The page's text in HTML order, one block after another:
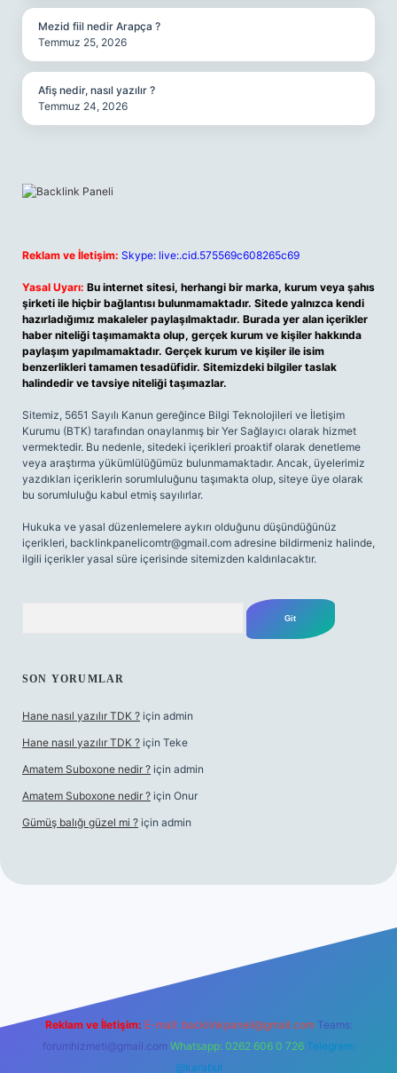
Mezid fiil nedir Arapça ?
Temmuz 25, 2026
Afiş nedir, nasıl yazılır ?
Temmuz 24, 2026
Reklam ve İletişim: Skype: live:.cid.575569c608265c69
Yasal Uyarı: Bu internet sitesi, herhangi bir marka, kurum veya şahıs
şirketi ile hiçbir bağlantısı bulunmamaktadır. Sitede yalnızca kendi
hazırladığımız makaleler paylaşılmaktadır. Burada yer alan içerikler
haber niteliği taşımamakta olup, gerçek kurum ve kişiler hakkında
paylaşım yapılmamaktadır. Gerçek kurum ve kişiler ile isim
benzerlikleri tamamen tesadüfidir. Sitemizdeki bilgiler taslak
halindedir ve tavsiye niteliği taşımazlar.
Sitemiz, 5651 Sayılı Kanun gereğince Bilgi Teknolojileri ve İletişim
Kurumu (BTK) tarafından onaylanmış bir Yer Sağlayıcı olarak hizmet
vermektedir. Bu nedenle, sitedeki içerikleri proaktif olarak denetleme
veya araştırma yükümlülüğümüz bulunmamaktadır. Ancak, üyelerimiz
yazdıkları içeriklerin sorumluluğunu taşımakta olup, siteye üye olarak
bu sorumluluğu kabul etmiş sayılırlar.
Hukuka ve yasal düzenlemelere aykırı olduğunu düşündüğünüz
içerikleri, backlinkpanelicomtr@gmail.com adresine bildirmeniz halinde,
ilgili içerikler yasal süre içerisinde sitemizden kaldırılacaktır.
SON YORUMLAR
Hane nasıl yazılır TDK ? için admin
Hane nasıl yazılır TDK ? için Teke
Amatem Suboxone nedir ? için admin
Amatem Suboxone nedir ? için Onur
Gümüş balığı güzel mi ? için admin
Reklam ve İletişim: E-mail: backlinkpaneli@gmail.com Teams:
forumhizmeti@gmail.com Whatsapp: 0262 606 0 726 Telegram:
@karabul